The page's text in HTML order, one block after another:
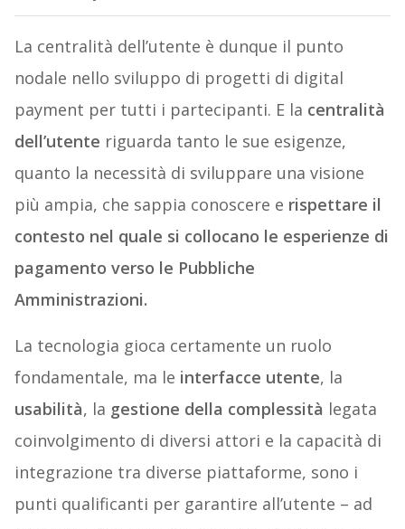
La centralità dell’utente è dunque il punto
nodale nello sviluppo di progetti di digital
payment per tutti i partecipanti. E la centralità
dell’utente riguarda tanto le sue esigenze,
quanto la necessità di sviluppare una visione
più ampia, che sappia conoscere e rispettare il
contesto nel quale si collocano le esperienze di
pagamento verso le Pubbliche
Amministrazioni.
La tecnologia gioca certamente un ruolo
fondamentale, ma le interfacce utente, la
usabilità, la gestione della complessità legata
coinvolgimento di diversi attori e la capacità di
integrazione tra diverse piattaforme, sono i
punti qualificanti per garantire all’utente – ad